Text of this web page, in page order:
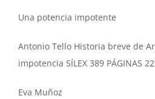
Una potencia impotente
Antonio Tello Historia breve de
impotencia SÍLEX 389 PÁGINAS 22
Eva Muñoz